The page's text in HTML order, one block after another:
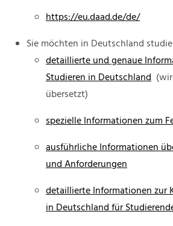
https://eu.daad.de/de/
Sie möchten in Deutschland
detaillierte und genaue
Studieren in Deutschland
übersetzt)
spezielle Informationen zum
ausführliche Informationen
und Anforderungen
detaillierte Informationen zur
in Deutschland für